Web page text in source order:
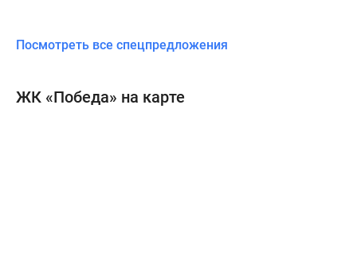
Посмотреть все спецпредложения
ЖК «Победа» на карте